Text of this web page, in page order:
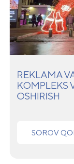
REKLAMA
KOMPLEKS
OSHIRISH
SOROV